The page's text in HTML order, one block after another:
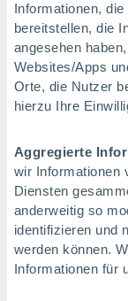
Informationen,
bereitstellen, die
angesehen
Websites/Apps
Orte, die Nutzer
hierzu Ihre
Aggregierte
wir Informationen
Diensten
anderweitig so
identifizieren und
werden können.
Informationen für